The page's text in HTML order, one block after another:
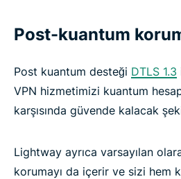
Post-kuantum
Post kuantum desteği DTLS 1.3
VPN hizmetimizi kuantum
karşısında güvende kalacak
Lightway ayrıca varsayılan
korumayı da içerir ve sizi hem